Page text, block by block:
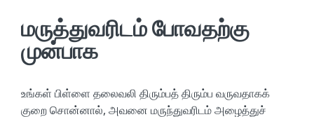
மருத்துவரிடம் போவதற்கு
முன்பாக
உங்கள் பிள்ளை தலைவலி திரும்பத் திரும்ப வருவதாகக்
குறை சொன்னால், அவனை மருந்துவரிடம் அழைத்துச்